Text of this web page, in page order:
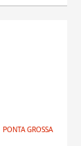
PONTA GROSSA